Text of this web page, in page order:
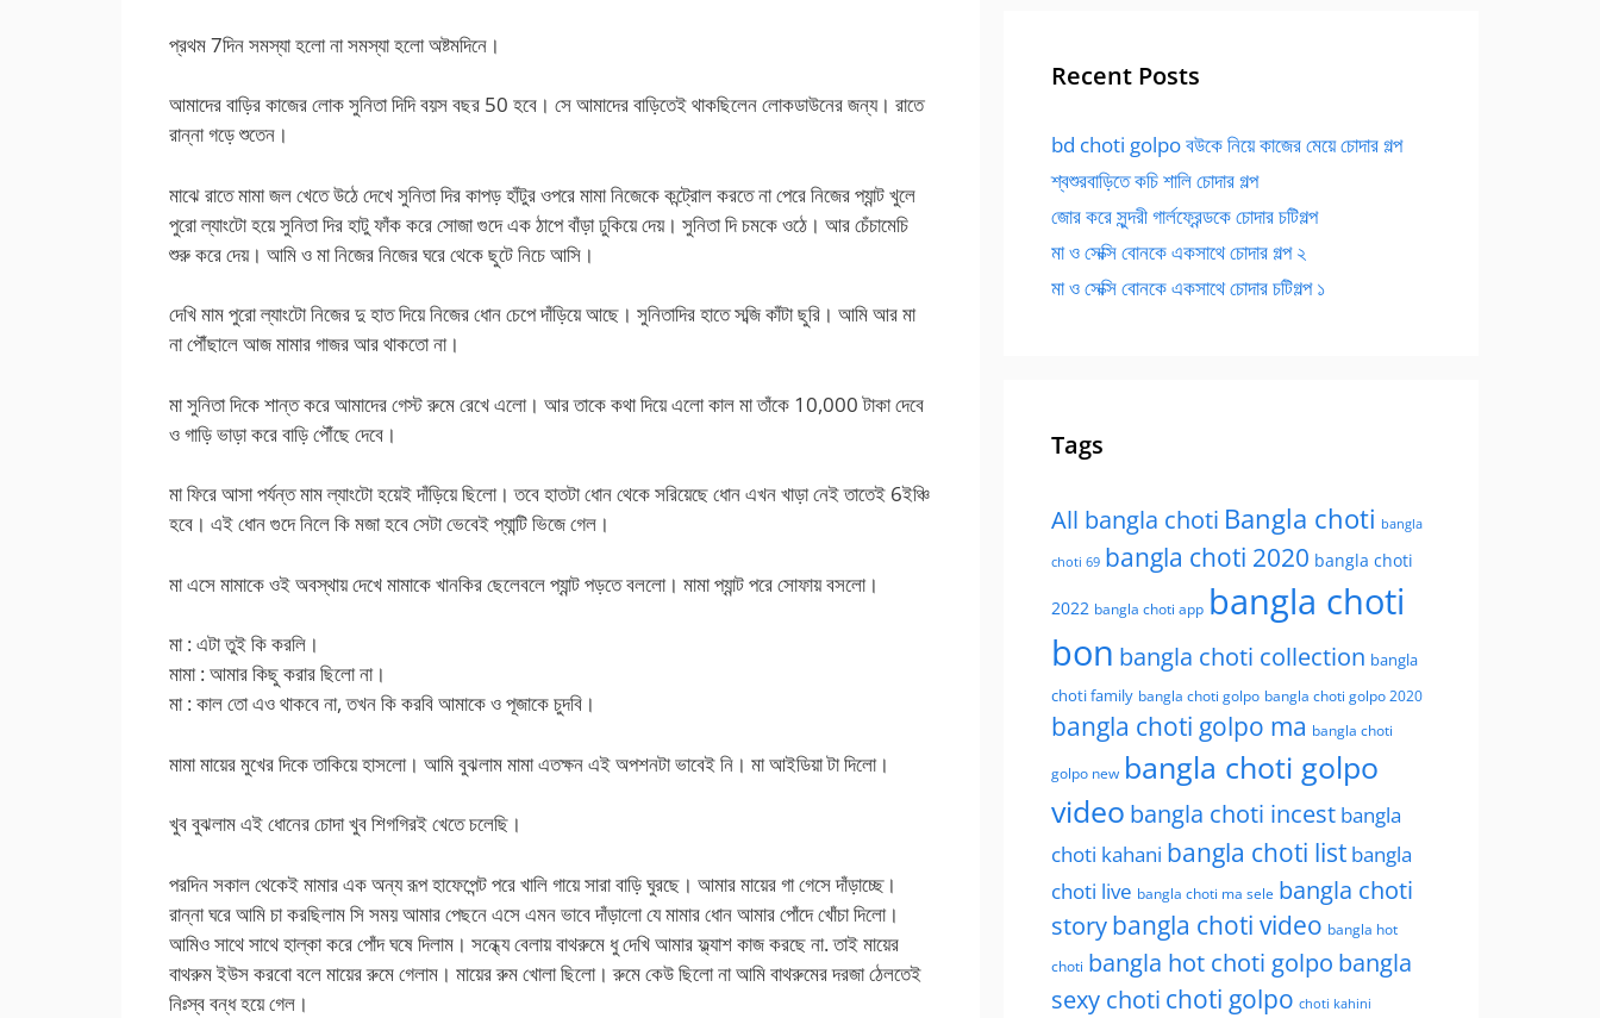
প্রথম 7দিন সমস্যা হলো না সমস্যা হলো অষ্টমদিনে।
আমাদের বাড়ির কাজের লোক সুনিতা দিদি বয়স বছর 50 হবে। সে আমাদের বাড়িতেই থাকছিলেন লোকডাউনের জন্য। রাতে
রান্না গড়ে শুতেন।
মাঝে রাতে মামা জল খেতে উঠে দেখে সুনিতা দির কাপড় হাঁটুর ওপরে মামা নিজেকে কন্ট্রোল করতে না পেরে নিজের প্যান্ট খুলে
পুরো ল্যাংটো হয়ে সুনিতা দির হাটু ফাঁক করে সোজা গুদে এক ঠাপে বাঁড়া ঢুকিয়ে দেয়। সুনিতা দি চমকে ওঠে। আর চেঁচামেচি
শুরু করে দেয়। আমি ও মা নিজের নিজের ঘরে থেকে ছুটে নিচে আসি।
দেখি মাম পুরো ল্যাংটো নিজের দু হাত দিয়ে নিজের ধোন চেপে দাঁড়িয়ে আছে। সুনিতাদির হাতে সব্জি কাঁটা ছুরি। আমি আর মা
না পৌঁছালে আজ মামার গাজর আর থাকতো না।
মা সুনিতা দিকে শান্ত করে আমাদের গেস্ট রুমে রেখে এলো। আর তাকে কথা দিয়ে এলো কাল মা তাঁকে 10,000 টাকা দেবে
ও গাড়ি ভাড়া করে বাড়ি পৌঁছে দেবে।
মা ফিরে আসা পর্যন্ত মাম ল্যাংটো হয়েই দাঁড়িয়ে ছিলো। তবে হাতটা ধোন থেকে সরিয়েছে ধোন এখন খাড়া নেই তাতেই 6ইঞ্চি
হবে। এই ধোন গুদে নিলে কি মজা হবে সেটা ভেবেই প্যান্টি ভিজে গেল।
মা এসে মামাকে ওই অবস্থায় দেখে মামাকে খানকির ছেলেবলে প্যান্ট পড়তে বললো। মামা প্যান্ট পরে সোফায় বসলো।
মা : এটা তুই কি করলি।
মামা : আমার কিছু করার ছিলো না।
মা : কাল তো এও থাকবে না, তখন কি করবি আমাকে ও পূজাকে চুদবি।
মামা মায়ের মুখের দিকে তাকিয়ে হাসলো। আমি বুঝলাম মামা এতক্ষন এই অপশনটা ভাবেই নি। মা আইডিয়া টা দিলো।
খুব বুঝলাম এই ধোনের চোদা খুব শিগগিরই খেতে চলেছি।
পরদিন সকাল থেকেই মামার এক অন্য রূপ হাফেপেন্ট পরে খালি গায়ে সারা বাড়ি ঘুরছে। আমার মায়ের গা গেসে দাঁড়াচ্ছে।
রান্না ঘরে আমি চা করছিলাম সি সময় আমার পেছনে এসে এমন ভাবে দাঁড়ালো যে মামার ধোন আমার পোঁদে খোঁচা দিলো।
আমিও সাথে সাথে হাল্কা করে পোঁদ ঘষে দিলাম। সন্ধ্যে বেলায় বাথরুমে ধু দেখি আমার ফ্ল্যাশ কাজ করছে না. তাই মায়ের
বাথরুম ইউস করবো বলে মায়ের রুমে গেলাম। মায়ের রুম খোলা ছিলো। রুমে কেউ ছিলো না আমি বাথরুমের দরজা ঠেলতেই
নিঃস্ব বন্ধ হয়ে গেল।
Recent Posts
bd choti golpo বউকে নিয়ে কাজের মেয়ে চোদার গল্প
শ্বশুরবাড়িতে কচি শালি চোদার গল্প
জোর করে সুন্দরী গার্লফ্রেন্ডকে চোদার চটিগল্প
মা ও সেক্সি বোনকে একসাথে চোদার গল্প ২
মা ও সেক্সি বোনকে একসাথে চোদার চটিগল্প ১
Tags
All bangla choti Bangla choti bangla
choti 69 bangla choti 2020 bangla choti
2022 bangla choti app bangla choti
bon bangla choti collection bangla
choti family bangla choti golpo bangla choti golpo 2020
bangla choti golpo ma bangla choti
golpo new bangla choti golpo
video bangla choti incest bangla
choti kahani bangla choti list bangla
choti live bangla choti ma sele bangla choti
storybangla choti video bangla hot
choti bangla hot choti golpo bangla
sexy choti choti golpo choti kahini